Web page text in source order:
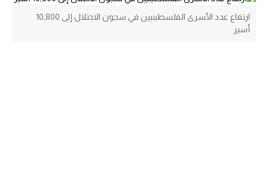
ارتفاع عدد الأسرى الفلسطينيين في سجون الاحتلال إلى 10,800
أسير